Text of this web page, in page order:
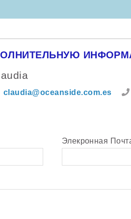
claudia@oceanside.com.es
Элекронная